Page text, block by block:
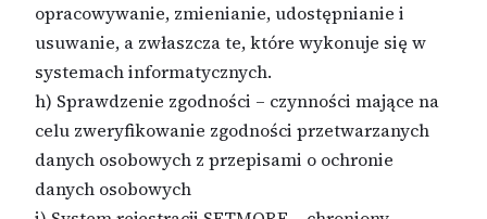
opracowywanie, zmienianie, udostępnianie i
usuwanie, a zwłaszcza te, które wykonuje się w
systemach informatycznych.
h) Sprawdzenie zgodności – czynności mające na
celu zweryfikowanie zgodności przetwarzanych
danych osobowych z przepisami o ochronie
danych osobowych